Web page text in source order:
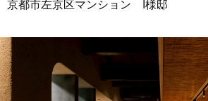
京都市左京区マンション I様邸